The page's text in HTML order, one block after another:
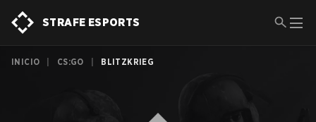
STRAFE ESPORTS
INICIO CS:GO BLITZKRIEG